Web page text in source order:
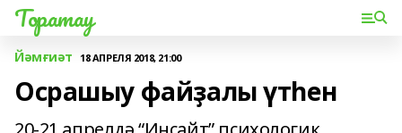
Торатау
Йәмғиәт 18 АПРЕЛЯ 2018, 21:00
Осрашыу файҙалы үтһен